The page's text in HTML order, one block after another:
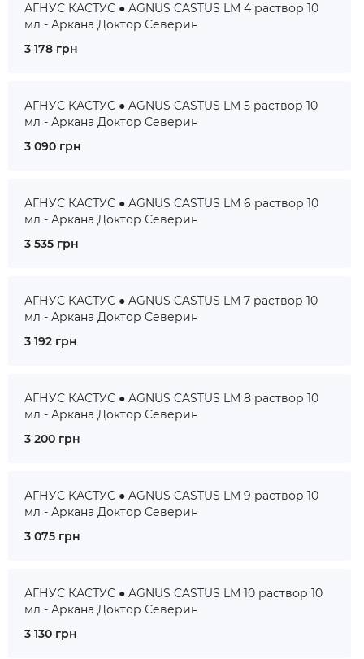
АГНУС КАСТУС ● AGNUS CASTUS LM 4 раствор 10
мл - Аркана Доктор Северин
3 178 грн
АГНУС КАСТУС ● AGNUS CASTUS LM 5 раствор 10
мл - Аркана Доктор Северин
3 090 грн
АГНУС КАСТУС ● AGNUS CASTUS LM 6 раствор 10
мл - Аркана Доктор Северин
3 535 грн
АГНУС КАСТУС ● AGNUS CASTUS LM 7 раствор 10
мл - Аркана Доктор Северин
3 192 грн
АГНУС КАСТУС ● AGNUS CASTUS LM 8 раствор 10
мл - Аркана Доктор Северин
3 200 грн
АГНУС КАСТУС ● AGNUS CASTUS LM 9 раствор 10
мл - Аркана Доктор Северин
3 075 грн
АГНУС КАСТУС ● AGNUS CASTUS LM 10 раствор 10
мл - Аркана Доктор Северин
3 130 грн